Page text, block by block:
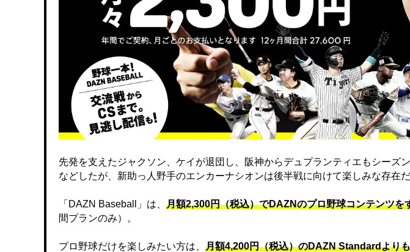
先発を支えたジャクソン、ケイが退団し、阪神からデュプランティエもシーズ
などしたが、新助っ人野手のエンカーナシオンは後半戦に向けて楽しみな存在だ
「DAZN Baseball」は、 月額2,300円（税込）でDAZNのプロ野球コンテンツを
間プランのみ）。
プロ野球だけを楽しみたい方は、 月額4,200円（税込）のDAZN Standard​より